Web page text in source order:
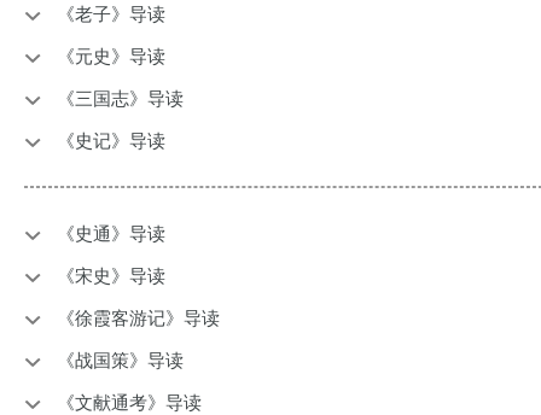
《老子》导读
《元史》导读
《三国志》导读
《史记》导读
《史通》导读
《宋史》导读
《徐霞客游记》导读
《战国策》导读
《文献通考》导读